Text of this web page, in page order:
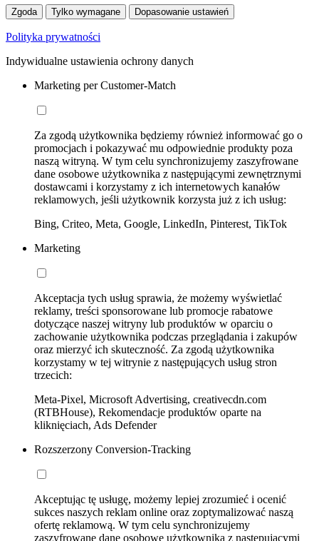
Zgoda Tylko wymagane Dopasowanie ustawień
Polityka prywatności
Indywidualne ustawienia ochrony danych
Marketing per Customer-Match
Za zgodą użytkownika będziemy również informować go o
promocjach i pokazywać mu odpowiednie produkty poza
naszą witryną. W tym celu synchronizujemy zaszyfrowane
dane osobowe użytkownika z następującymi zewnętrznymi
dostawcami i korzystamy z ich internetowych kanałów
reklamowych, jeśli użytkownik korzysta już z ich usług:
Bing, Criteo, Meta, Google, LinkedIn, Pinterest, TikTok
Marketing
Akceptacja tych usług sprawia, że możemy wyświetlać
reklamy, treści sponsorowane lub promocje rabatowe
dotyczące naszej witryny lub produktów w oparciu o
zachowanie użytkownika podczas przeglądania i zakupów
oraz mierzyć ich skuteczność. Za zgodą użytkownika
korzystamy w tej witrynie z następujących usług stron
trzecich:
Meta-Pixel, Microsoft Advertising, creativecdn.com
(RTBHouse), Rekomendacje produktów oparte na
kliknięciach, Ads Defender
Rozszerzony Conversion-Tracking
Akceptując tę usługę, możemy lepiej zrozumieć i ocenić
sukces naszych reklam online oraz zoptymalizować naszą
ofertę reklamową. W tym celu synchronizujemy
zaszyfrowane dane osobowe użytkownika z następującymi